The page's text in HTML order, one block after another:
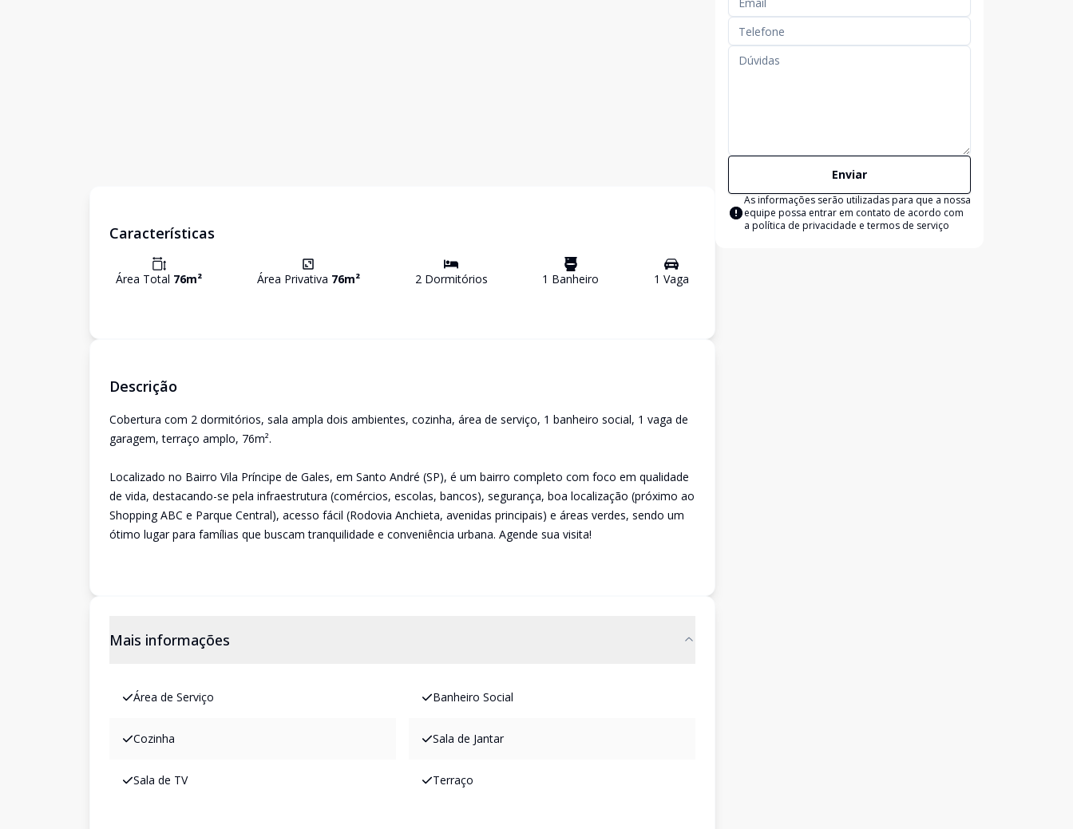
Características
Área Total 76m² Área Privativa 76m² 2Dormitórios 1 Banheiro 1 Vaga
Descrição
Cobertura com 2 dormitórios, sala ampla dois ambientes, cozinha, área de serviço, 1 banheiro social, 1 vaga de
garagem, terraço amplo, 76m².
Localizado no Bairro Vila Príncipe de Gales, em Santo André (SP), é um bairro completo com foco em qualidade
de vida, destacando-se pela infraestrutura (comércios, escolas, bancos), segurança, boa localização (próximo ao
Shopping ABC e Parque Central), acesso fácil (Rodovia Anchieta, avenidas principais) e áreas verdes, sendo um
ótimo lugar para famílias que buscam tranquilidade e conveniência urbana. Agende sua visita!
Mais informações
Área de Serviço Banheiro Social
Cozinha Sala de Jantar
Sala de TV Terraço
Enviar
As informações serão utilizadas para que a nossa
equipe possa entrar em contato de acordo com
a política de privacidade e termos de serviço